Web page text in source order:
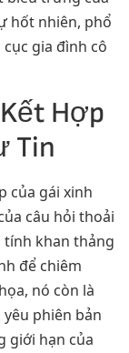
hốt nhiên, phổ
gia đình cô
Hợp
Tin
của gái xinh
câu hỏi thoải
tính khan thảng
để chiêm
nó còn là
phiên bản
giới hạn của